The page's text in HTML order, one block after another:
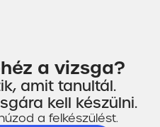
a vizsga?
amit tanultál.
kell készülni.
a felkészülést.